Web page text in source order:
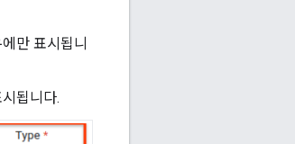
만 표시됩니
됩니다.